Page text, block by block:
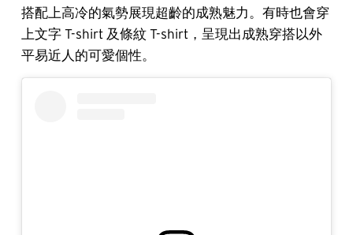
搭配上高冷的氣勢展現超齡的成熟魅力。有時也會穿
上文字 T-shirt 及條紋 T-shirt，呈現出成熟穿搭以外
平易近人的可愛個性。